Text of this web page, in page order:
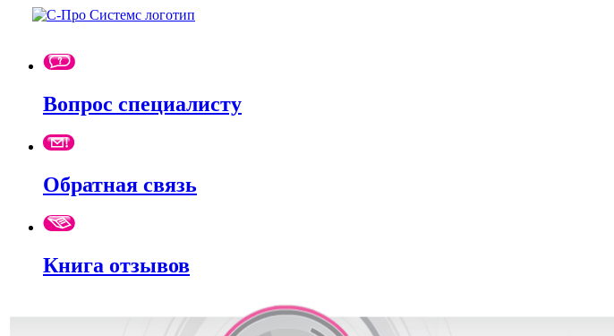
Вопрос специалисту
Обратная связь
Книга отзывов